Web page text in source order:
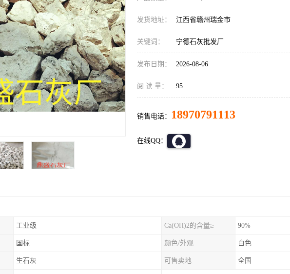
发货地址： 江西省赣州瑞金市
关键词： 宁德石灰批发厂
发布日期： 2026-08-06
阅 读 量： 95
销售电话： 18970791113
在线QQ：
工业级 Ca(OH)2的含量≥ 90%
国标 颜色/外观 白色
生石灰 可售卖地 全国